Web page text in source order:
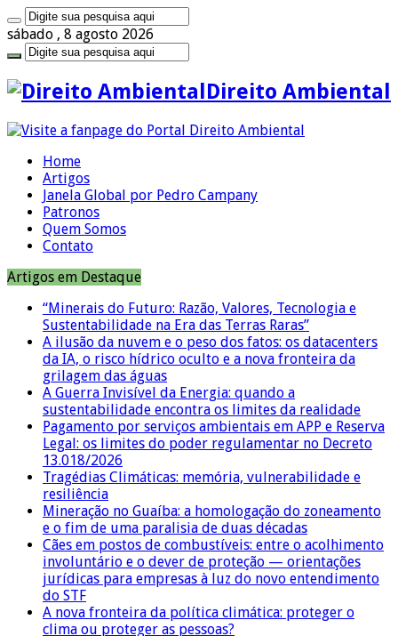
sábado , 8 agosto 2026
Direito Ambiental
Home
Artigos
Janela Global por Pedro Campany
Patronos
Quem Somos
Contato
Artigos em Destaque
“Minerais do Futuro: Razão, Valores, Tecnologia e
Sustentabilidade na Era das Terras Raras”
A ilusão da nuvem e o peso dos fatos: os datacenters
da IA, o risco hídrico oculto e a nova fronteira da
grilagem das águas
A Guerra Invisível da Energia: quando a
sustentabilidade encontra os limites da realidade
Pagamento por serviços ambientais em APP e Reserva
Legal: os limites do poder regulamentar no Decreto
13.018/2026
Tragédias Climáticas: memória, vulnerabilidade e
resiliência
Mineração no Guaíba: a homologação do zoneamento
e o fim de uma paralisia de duas décadas
Cães em postos de combustíveis: entre o acolhimento
involuntário e o dever de proteção — orientações
jurídicas para empresas à luz do novo entendimento
do STF
A nova fronteira da política climática: proteger o
clima ou proteger as pessoas?